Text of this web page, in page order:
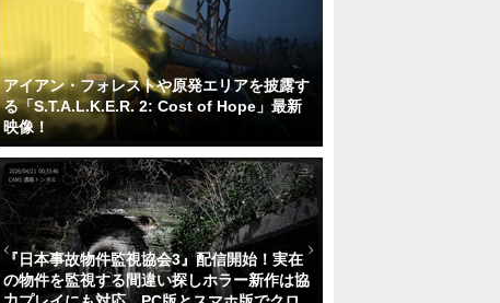
アイアン・フォレストや原発エリアを披露す
る「S.T.A.L.K.E.R. 2: Cost of Hope」最新
映像！
『日本事故物件監視協会3』配信開始！実在
の物件を監視する間違い探しホラー新作は協